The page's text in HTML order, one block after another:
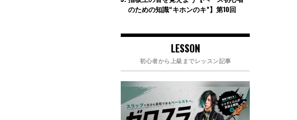
のための知識“キホンのキ”】第10回
LESSON
初心者から上級までレッスン記事